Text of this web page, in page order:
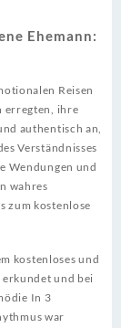
Ehemann:
Reisen
erregten, ihre
authentisch an,
Verständnisses
Wendungen und
wahres
zum kostenlose
kostenloses und
und bei
In 3
war